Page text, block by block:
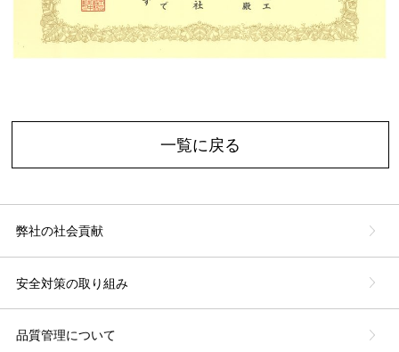
一覧に戻る
弊社の社会貢献
安全対策の取り組み
品質管理について